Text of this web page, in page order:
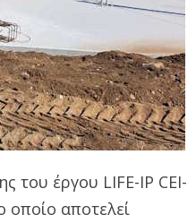
του έργου LIFE-IP CEI-
οποίο αποτελεί